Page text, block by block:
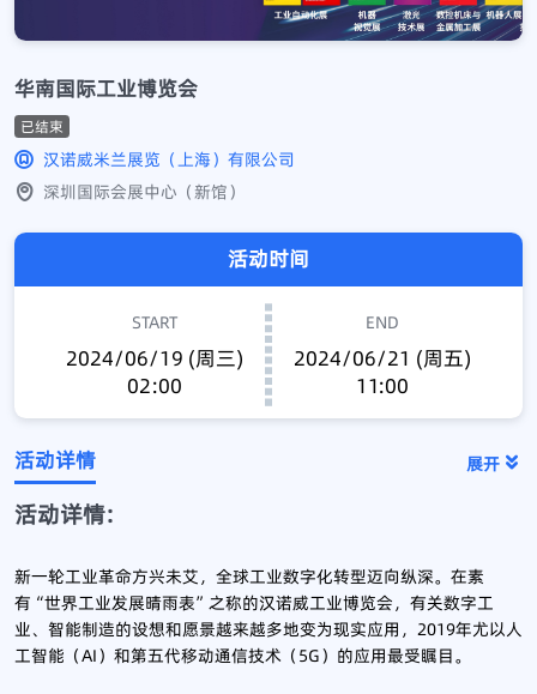
华南国际工业博览会
已结束
汉诺威米兰展览（上海）有限公司
深圳国际会展中心（新馆）
活动时间
START
2024/06/19 (周三)
02:00
END
2024/06/21 (周五)
11:00
活动详情 展开
活动详情:
新一轮工业革命方兴未艾，全球工业数字化转型迈向纵深。在素
有“世界工业发展晴雨表”之称的汉诺威工业博览会，有关数字工
业、智能制造的设想和愿景越来越多地变为现实应用，2019年尤以人
工智能（AI）和第五代移动通信技术（5G）的应用最受瞩目。